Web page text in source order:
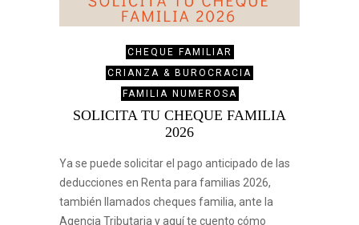
CHEQUE FAMILIAR
CRIANZA & BUROCRACIA
FAMILIA NUMEROSA
SOLICITA TU CHEQUE FAMILIA
2026
Ya se puede solicitar el pago anticipado de las
deducciones en Renta para familias 2026,
también llamados cheques familia, ante la
Agencia Tributaria y aquí te cuento cómo